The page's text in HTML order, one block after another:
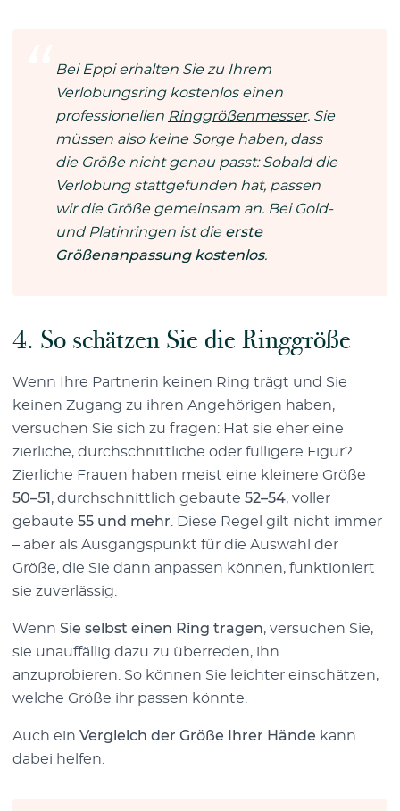
Bei Eppi erhalten Sie zu Ihrem
Verlobungsring kostenlos einen
professionellen Ringgrößenmesser. Sie
müssen also keine Sorge haben, dass
die Größe nicht genau passt: Sobald die
Verlobung stattgefunden hat, passen
wir die Größe gemeinsam an. Bei Gold-
und Platinringen ist die erste
Größenanpassung kostenlos.
4. So schätzen Sie die Ringgröße
Wenn Ihre Partnerin keinen Ring trägt und Sie
keinen Zugang zu ihren Angehörigen haben,
versuchen Sie sich zu fragen: Hat sie eher eine
zierliche, durchschnittliche oder fülligere Figur?
Zierliche Frauen haben meist eine kleinere Größe
50–51 , durchschnittlich gebaute 52–54, voller
gebaute 55 und mehr . Diese Regel gilt nicht immer
– aber als Ausgangspunkt für die Auswahl der
Größe, die Sie dann anpassen können, funktioniert
sie zuverlässig.
Wenn Sie selbst einen Ring tragen, versuchen Sie,
sie unauffällig dazu zu überreden, ihn
anzuprobieren. So können Sie leichter einschätzen,
welche Größe ihr passen könnte.
Auch ein Vergleich der Größe Ihrer Hände kann
dabei helfen.